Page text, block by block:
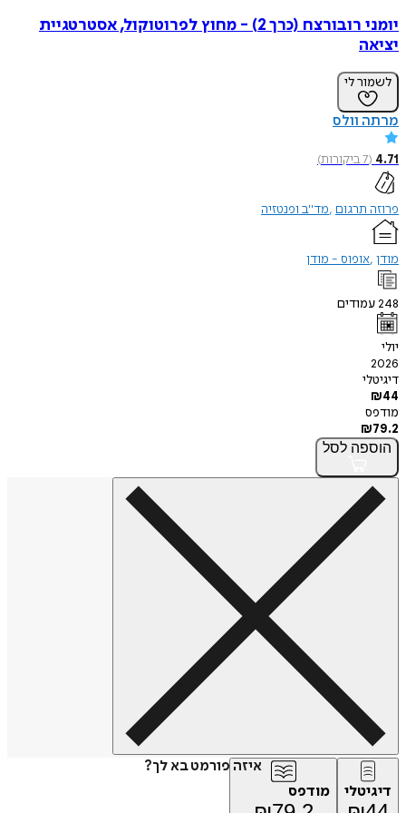
יומני רובורצח (כרך 2) - מחוץ לפרוטוקול, אסטרטגיית
לי
וולס
ביקורות)
תרגום מד"ב ופנטזיה
אופוס - מודן
לסל
איזה פורמט בא לך?
מודפס